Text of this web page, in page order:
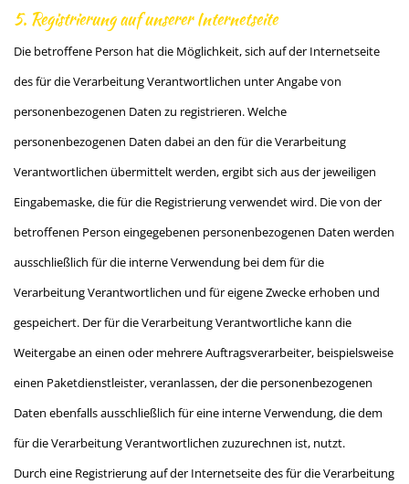
5. Registrierung auf unserer Internetseite
Die betroffene Person hat die Möglichkeit, sich auf der Internetseite
des für die Verarbeitung Verantwortlichen unter Angabe von
personenbezogenen Daten zu registrieren. Welche
personenbezogenen Daten dabei an den für die Verarbeitung
Verantwortlichen übermittelt werden, ergibt sich aus der jeweiligen
Eingabemaske, die für die Registrierung verwendet wird. Die von der
betroffenen Person eingegebenen personenbezogenen Daten werden
ausschließlich für die interne Verwendung bei dem für die
Verarbeitung Verantwortlichen und für eigene Zwecke erhoben und
gespeichert. Der für die Verarbeitung Verantwortliche kann die
Weitergabe an einen oder mehrere Auftragsverarbeiter, beispielsweise
einen Paketdienstleister, veranlassen, der die personenbezogenen
Daten ebenfalls ausschließlich für eine interne Verwendung, die dem
für die Verarbeitung Verantwortlichen zuzurechnen ist, nutzt.
Durch eine Registrierung auf der Internetseite des für die Verarbeitung